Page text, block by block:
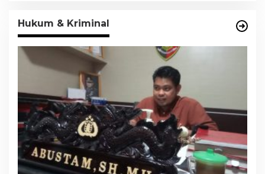
Hukum & Kriminal